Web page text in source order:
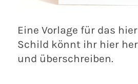
Eine Vorlage für das
Schild könnt ihr hier
und überschreiben.